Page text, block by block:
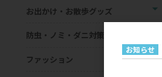
お出かけ・お散歩グッズ
防虫・ノミ・ダニ対策用品
ファッション
お知らせ